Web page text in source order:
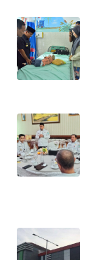
WN
TAPANULI
UTARA
SAMOSIR
WN
PADANG
LAWAS
SUMEDANG